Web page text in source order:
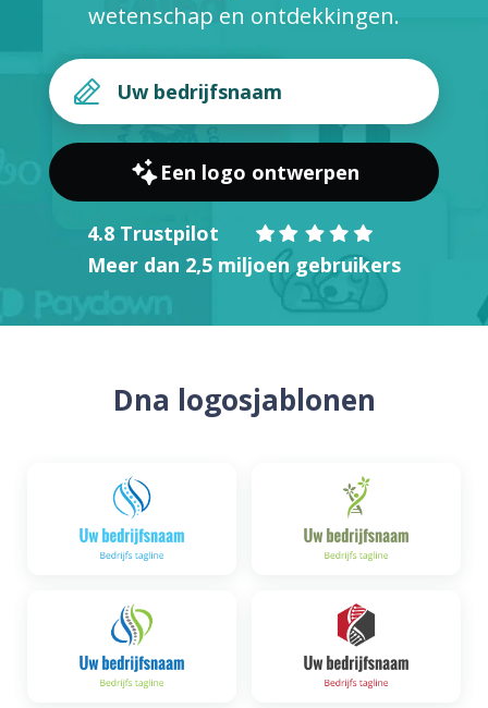
INLOGGEN
wetenschap en ontdekkingen.
Een logo ontwerpen
4.8 Trustpilot
Meer dan 2,5 miljoen gebruikers
Dna logosjablonen